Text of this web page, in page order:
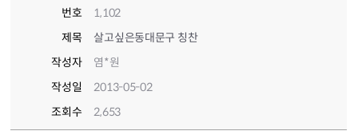
번호
1,102
제목
살고싶은동대문구 칭찬
작성자
염*원
작성일
2013-05-02
조회수
2,653